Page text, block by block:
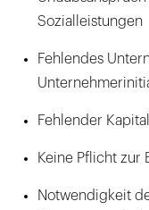
Sozialleistungen
Fehlendes
Fehlender
Keine Pflicht zur
Notwendigkeit